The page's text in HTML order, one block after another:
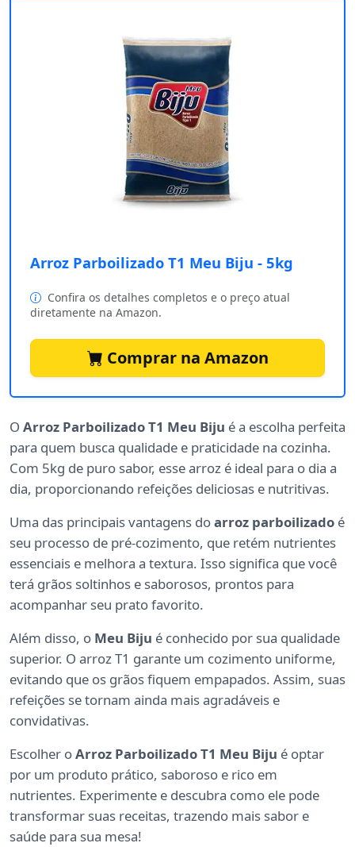
Arroz Parboilizado T1 Meu Biju - 5kg
Confira os detalhes completos e o preço atual
diretamente na Amazon.
Comprar na Amazon
O Arroz Parboilizado T1 Meu Biju é a escolha perfeita
para quem busca qualidade e praticidade na cozinha.
Com 5kg de puro sabor, esse arroz é ideal para o dia a
dia, proporcionando refeições deliciosas e nutritivas.
Uma das principais vantagens doarroz parboilizado é
seu processo de pré-cozimento, que retém nutrientes
essenciais e melhora a textura. Isso significa que você
terá grãos soltinhos e saborosos, prontos para
acompanhar seu prato favorito.
Além disso, o Meu Biju é conhecido por sua qualidade
superior. O arroz T1 garante um cozimento uniforme,
evitando que os grãos fiquem empapados. Assim, suas
refeições se tornam ainda mais agradáveis e
convidativas.
Escolher oArroz Parboilizado T1 Meu Biju é optar
por um produto prático, saboroso e rico em
nutrientes. Experimente e descubra como ele pode
transformar suas receitas, trazendo mais sabor e
saúde para sua mesa!